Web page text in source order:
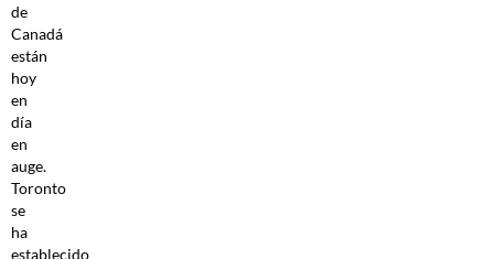
de
Canadá
están
hoy
en
día
en
auge.
Toronto
se
ha
establecido